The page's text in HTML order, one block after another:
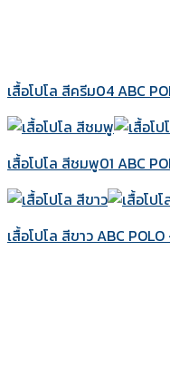
เสื้อโปโล สีครีม04 ABC
เสื้อโปโล สีชมพู01 ABC
เสื้อโปโล สีขาว ABC